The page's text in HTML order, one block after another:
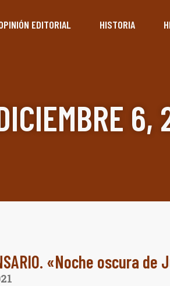
EDITORIAL HISTORIA
6,
«Noche oscura